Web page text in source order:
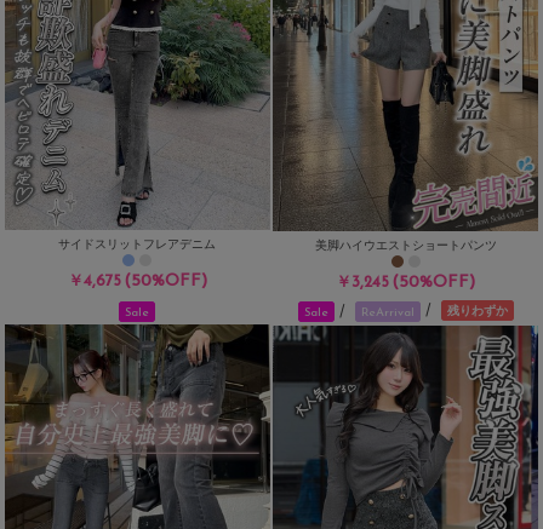
サイドスリットフレアデニム
￥4,675(50%OFF)
美脚ハイウエストショートパンツ
￥3,245(50%OFF)
Sale Sale / ReArrival / 残りわずか